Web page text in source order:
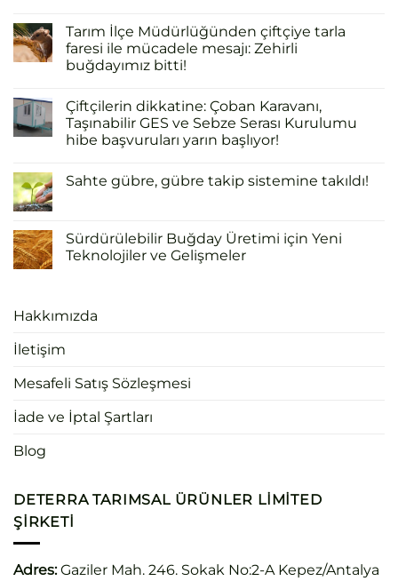
Tarım İlçe Müdürlüğünden çiftçiye tarla
faresi ile mücadele mesajı: Zehirli
buğdayımız bitti!
Çiftçilerin dikkatine: Çoban Karavanı,
Taşınabilir GES ve Sebze Serası Kurulumu
hibe başvuruları yarın başlıyor!
Sahte gübre, gübre takip sistemine takıldı!
Sürdürülebilir Buğday Üretimi için Yeni
Teknolojiler ve Gelişmeler
Hakkımızda
İletişim
Mesafeli Satış Sözleşmesi
İade ve İptal Şartları
Blog
DETERRA TARIMSAL ÜRÜNLER LIMITED
ŞIRKETI
Adres:Gaziler Mah. 246. Sokak No:2-A Kepez/Antalya